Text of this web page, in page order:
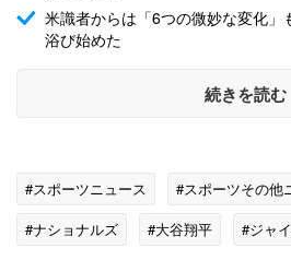
米識者からは「6つの微妙な変化」
浴び始めた
続きを読む
#スポーツニュース
#スポーツその他
#ナショナルズ
#大谷翔平 #ジャ